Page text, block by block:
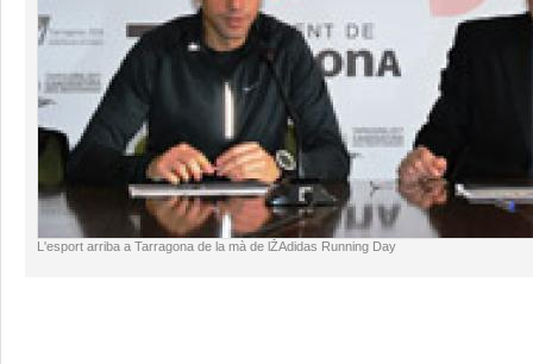
L'esport arriba a Tarragona de la mà de lŽAdidas Running Day